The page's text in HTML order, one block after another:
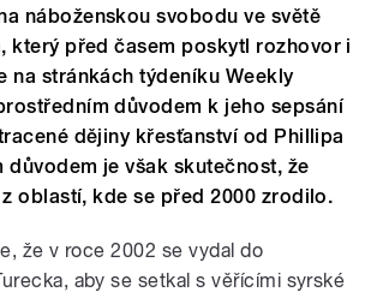
náboženskou svobodu ve světě
který před časem poskytl rozhovor i
na stránkách týdeníku Weekly
důvodem k jeho sepsání
dějiny křesťanství od Phillipa
důvodem je však skutečnost, že
oblastí, kde se před 2000 zrodilo.
že v roce 2002 se vydal do
aby se setkal s věřícími syrské